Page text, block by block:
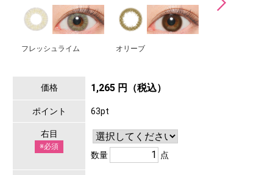
フレッシュライム オリーブ
価格 1,265 円（税込）
ポイント 63pt
右目
※必須
数量 点